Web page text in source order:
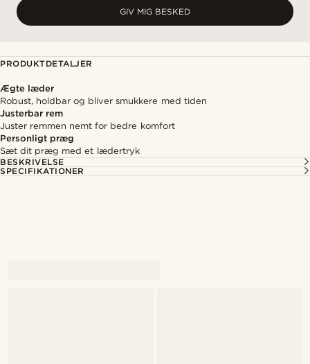
GIV MIG BESKED
PRODUKTDETALJER
Ægte læder
Robust, holdbar og bliver smukkere med tiden
Justerbar rem
Juster remmen nemt for bedre komfort
Personligt præg
Sæt dit præg med et lædertryk
BESKRIVELSE
SPECIFIKATIONER